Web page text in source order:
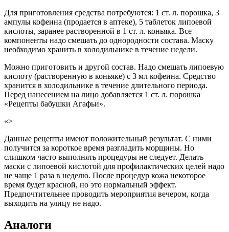
Для приготовления средства потребуются: 1 ст. л. порошка, 3
ампулы кофеина (продается в аптеке), 5 таблеток липоевой
кислоты, заранее растворенной в 1 ст. л. коньяка. Все
компоненты надо смешать до однородности состава. Маску
необходимо хранить в холодильнике в течение недели.
Можно приготовить и другой состав. Надо смешать липоевую
кислоту (растворенную в коньяке) с 3 мл кофеина. Средство
хранится в холодильнике в течение длительного периода.
Перед нанесением на лицо добавляется 1 ст. л. порошка
«Рецепты бабушки Агафьи».
«>
Данные рецепты имеют положительный результат. С ними
получится за короткое время разгладить морщины. Но
слишком часто выполнять процедуры не следует. Делать
маски с липоевой кислотой для профилактических целей надо
не чаще 1 раза в неделю. После процедур кожа некоторое
время будет красной, но это нормальный эффект.
Предпочтительнее проводить мероприятия вечером, когда
выходить на улицу не надо.
Аналоги